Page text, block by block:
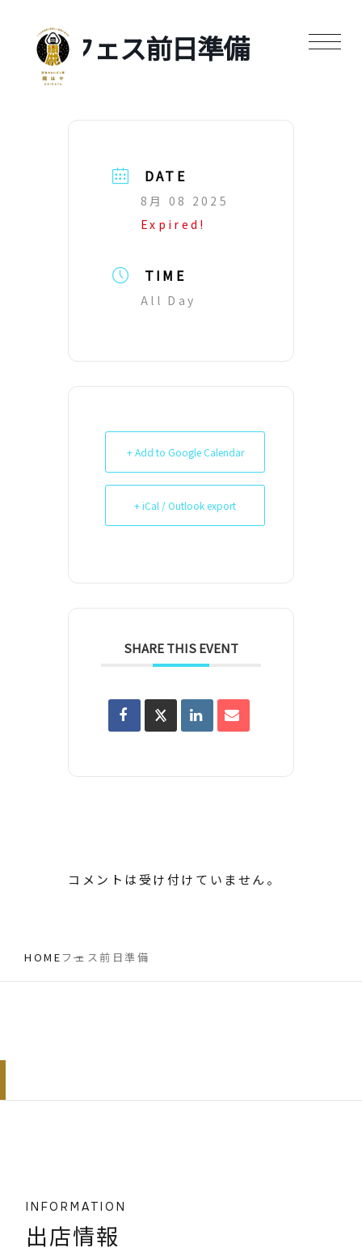
フェス前日準備
DATE
8月 08 2025
Expired!
TIME
All Day
+ Add to Google Calendar
+ iCal / Outlook export
SHARE THIS EVENT
コメントは受け付けていません。
HOME フェス前日準備
INFORMATION
出店情報